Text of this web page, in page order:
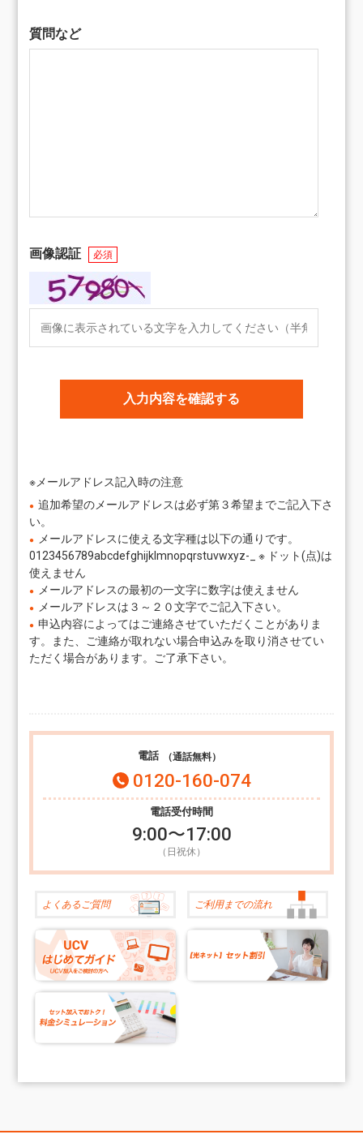
質問など
画像認証 必須
※メールアドレス記入時の注意
追加希望のメールアドレスは必ず第３希望までご記入下さ
い。
メールアドレスに使える文字種は以下の通りです。
0123456789abcdefghijklmnopqrstuvwxyz-_※ ドット(点)は
使えません
メールアドレスの最初の一文字に数字は使えません
メールアドレスは３～２０文字でご記入下さい。
申込内容によってはご連絡させていただくことがありま
す。また、ご連絡が取れない場合申込みを取り消させてい
ただく場合があります。ご了承下さい。
電話 （通話無料）
0120-160-074
電話受付時間
9:00〜17:00
（日祝休）
よくあるご質問 ご利用までの流れ